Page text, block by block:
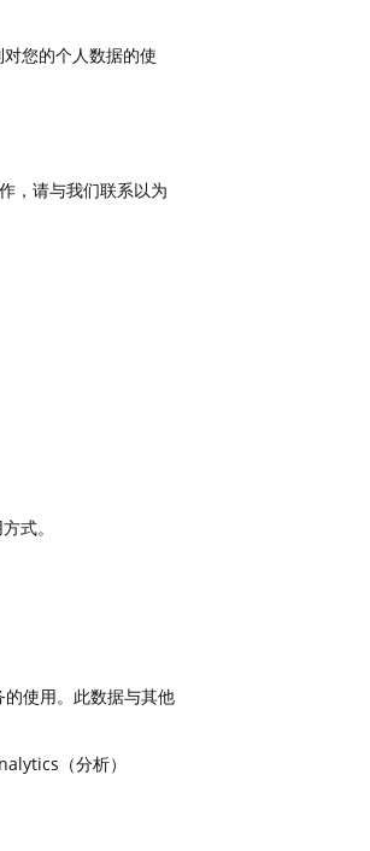
您的个人数据的使
，请与我们联系以为
式。
使用。此数据与其他
（分析）